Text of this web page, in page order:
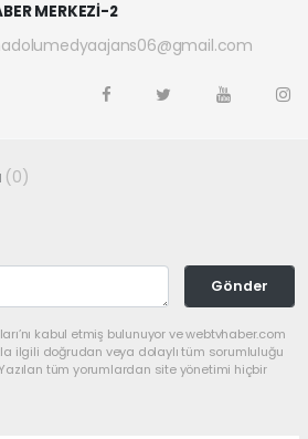
MERKEZİ-2
(0)
Gönder
kabul etmiş bulunuyor ve webtvhaber.com
ilgili doğrudan veya dolaylı tüm sorumluluğu
tüm yorumlardan site yönetimi hiçbir